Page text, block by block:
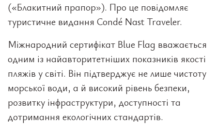
(«Блакитний прапор»). Про це повідомляє
туристичне видання Condé Nast Traveler.
Міжнародний сертифікат Blue Flag вважається
одним із найавторитетніших показників якості
пляжів у світі. Він підтверджує не лише чистоту
морської води, а й високий рівень безпеки,
розвитку інфраструктури, доступності та
дотримання екологічних стандартів.